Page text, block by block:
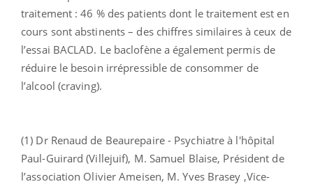
traitement : 46 % des patients dont le traitement est en
cours sont abstinents – des chiffres similaires à ceux de
l’essai BACLAD. Le baclofène a également permis de
réduire le besoin irrépressible de consommer de
l’alcool (craving).
(1) Dr Renaud de Beaurepaire - Psychiatre à l'hôpital
Paul-Guirard (Villejuif), M. Samuel Blaise, Président de
l’association Olivier Ameisen, M. Yves Brasey ,Vice-